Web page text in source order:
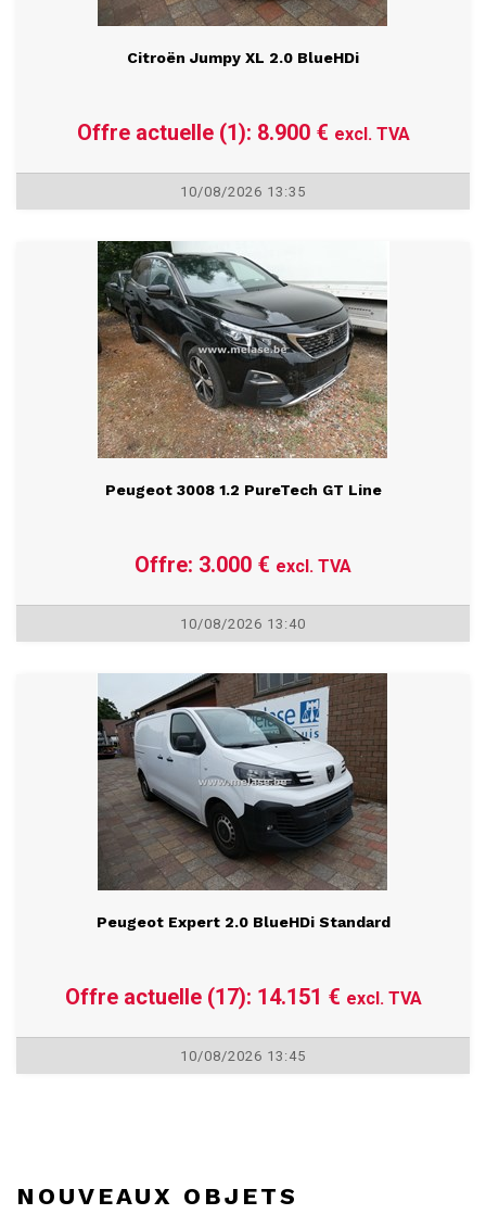
Citroën Jumpy XL 2.0 BlueHDi
Offre actuelle (1): 8.900 €excl. TVA
10/08/2026 13:35
Peugeot 3008 1.2 PureTech GT Line
Offre: 3.000 €excl. TVA
10/08/2026 13:40
Peugeot Expert 2.0 BlueHDi Standard
Offre actuelle (17): 14.151 €excl. TVA